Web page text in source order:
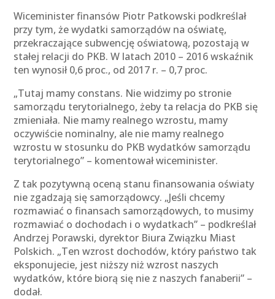
Wiceminister finansów Piotr Patkowski podkreślał
przy tym, że wydatki samorządów na oświatę,
przekraczające subwencję oświatową, pozostają w
stałej relacji do PKB. W latach 2010 – 2016 wskaźnik
ten wynosił 0,6 proc., od 2017 r. – 0,7 proc.
„Tutaj mamy constans. Nie widzimy po stronie
samorządu terytorialnego, żeby ta relacja do PKB się
zmieniała. Nie mamy realnego wzrostu, mamy
oczywiście nominalny, ale nie mamy realnego
wzrostu w stosunku do PKB wydatków samorządu
terytorialnego” – komentował wiceminister.
Z tak pozytywną oceną stanu finansowania oświaty
nie zgadzają się samorządowcy. „Jeśli chcemy
rozmawiać o finansach samorządowych, to musimy
rozmawiać o dochodach i o wydatkach” – podkreślał
Andrzej Porawski, dyrektor Biura Związku Miast
Polskich. „Ten wzrost dochodów, który państwo tak
eksponujecie, jest niższy niż wzrost naszych
wydatków, które biorą się nie z naszych fanaberii” –
dodał.